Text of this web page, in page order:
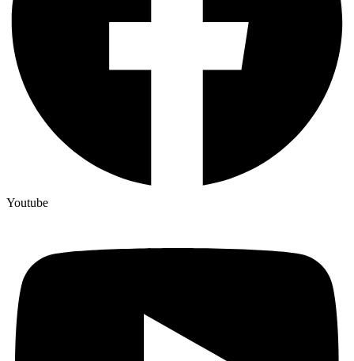
Youtube